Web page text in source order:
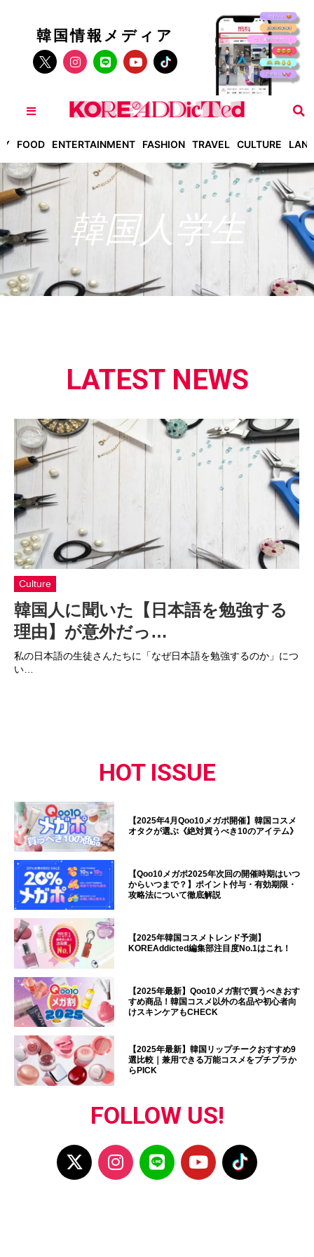
韓国情報メディア
FOOD ENTERTAINMENT FASHION TRAVEL CULTURE
韓国人学生
LATEST NEWS
Culture
韓国人に聞いた【日本語を勉強する
理由】が意外だっ…
私の日本語の生徒さんたちに「なぜ日本語を勉強するのか」につ
い…
HOT ISSUE
【2025年4月Qoo10メガポ開催】韓国コスメ
オタクが選ぶ《絶対買うべき10のアイテム》
【Qoo10メガポ2025年次回の開催時期はいつ
からいつまで？】ポイント付与・有効期限・
攻略法について徹底解説
【2025年韓国コスメトレンド予測】
KOREAddicted編集部注目度No.1はこれ！
【2025年最新】Qoo10メガ割で買うべきおす
すめ商品！韓国コスメ以外の名品や初心者向
けスキンケアもCHECK
【2025年最新】韓国リップチークおすすめ9
選比較｜兼用できる万能コスメをプチプラか
らPICK
FOLLOW US!